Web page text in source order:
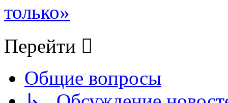
только»
Перейти
Общие вопросы